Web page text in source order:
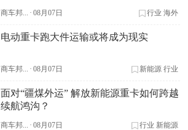
商车邦... · 08月07日 行业 海外
电动重卡跑大件运输或将成为现实
商车邦... · 08月07日 新能源 行业
面对“疆煤外运” 解放新能源重卡如何跨越
续航鸿沟？
商车邦... · 08月07日 行业 新能源